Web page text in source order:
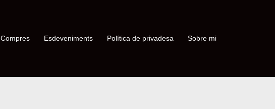
Compres Esdeveniments Política de privadesa Sobre mi